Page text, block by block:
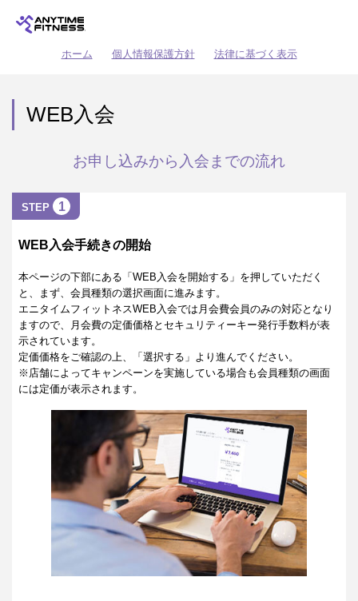
ホーム 個人情報保護方針 法律に基づく表示
WEB入会
お申し込みから入会までの流れ
STEP 1
WEB入会手続きの開始
本ページの下部にある「WEB入会を開始する」を押していただく
と、まず、会員種類の選択画面に進みます。
エニタイムフィットネスWEB入会では月会費会員のみの対応となり
ますので、月会費の定価価格とセキュリティーキー発行手数料が表
示されています。
定価価格をご確認の上、「選択する」より進んでください。
※店舗によってキャンペーンを実施している場合も会員種類の画面
には定価が表示されます。